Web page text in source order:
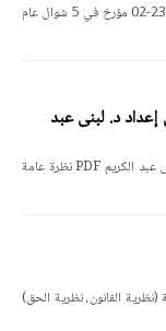
قانون رقم 23-02 يتعلق بممارسة الحق النقابي PDF قانون رقم 23-02 مؤرخ في 5 شوال عام
د. لبنى عبد
مطبوعة في مقياس الإجراءات الجزائية المعمق من إعداد د. لبنى عبد الكريم PDF نظرة عامة
القانون، نظرية الحق)